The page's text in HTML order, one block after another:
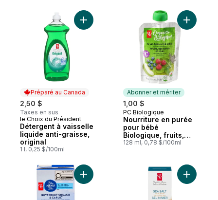
Préparé au Canada
2,50 $
Taxes en sus
Préparé au Canada
le Choix du Président
Détergent à vaisselle
liquide anti-graisse,
original
1 l, 0,25 $/100ml
Ajouter Détergent à vaisselle liquide
Abonner et mériter
1,00 $
Abonner et mériter
PC Biologique
Nourriture en purée
pour bébé
Biologique, fruits,
épinards et chia
128 ml, 0,78 $/100ml
Ajouter
Ajouter